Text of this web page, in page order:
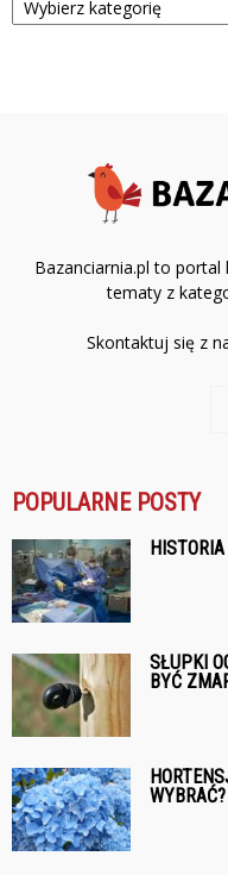
Bazanciarnia.pl to
tematy z
Skontaktuj się z
POPULARNE POSTY
SŁUPKI
BYĆ
WYBRAĆ?